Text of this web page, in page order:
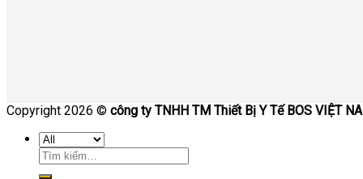
Copyright 2026 © công ty TNHH TM Thiết Bị Y Tế BOS VIỆT